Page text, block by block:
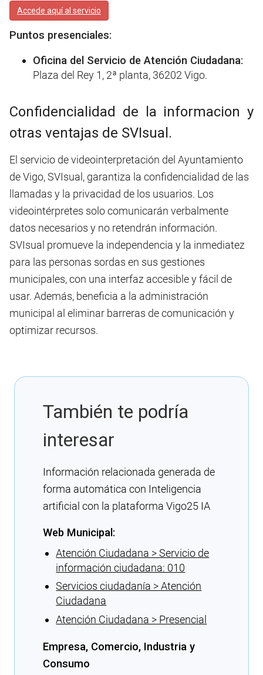
Accede aquí al servicio
Puntos presenciales:
Oficina del Servicio de Atención Ciudadana:
Plaza del Rey 1, 2ª planta, 36202 Vigo.
Confidencialidad de la informacion y
otras ventajas de SVIsual.
El servicio de videointerpretación del Ayuntamiento
de Vigo, SVIsual, garantiza la confidencialidad de las
llamadas y la privacidad de los usuarios. Los
videointérpretes solo comunicarán verbalmente
datos necesarios y no retendrán información.
SVIsual promueve la independencia y la inmediatez
para las personas sordas en sus gestiones
municipales, con una interfaz accesible y fácil de
usar. Además, beneficia a la administración
municipal al eliminar barreras de comunicación y
optimizar recursos.
También te podría
interesar
Información relacionada generada de
forma automática con Inteligencia
artificial con la plataforma Vigo25 IA
Web Municipal:
Atención Ciudadana > Servicio de
información ciudadana: 010
Servicios ciudadanía > Atención
Ciudadana
Atención Ciudadana > Presencial
Empresa, Comercio, Industria y
Consumo